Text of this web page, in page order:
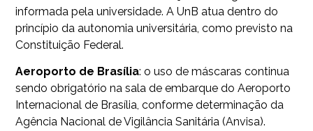
informada pela universidade. A UnB atua dentro do
princípio da autonomia universitária, como previsto na
Constituição Federal.
Aeroporto de Brasília: o uso de máscaras continua
sendo obrigatório na sala de embarque do Aeroporto
Internacional de Brasília, conforme determinação da
Agência Nacional de Vigilância Sanitária (Anvisa).